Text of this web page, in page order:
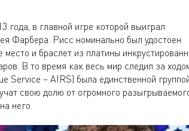
в главной игре которой выиграл
Фарбера. Рисс номинально был удостоен
и браслет из платины
В то время как весь мир следил за
Service – AIRS) была единственной
свою долю от огромного
него.